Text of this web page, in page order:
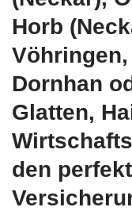
Horb
Dornhan
Glatten,
den